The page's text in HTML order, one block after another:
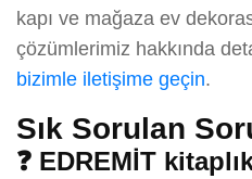
kapı ve mağaza ev
çözümlerimiz hakkında
bizimle iletişime geçin.
Sık Sorulan
❓ EDREMİT